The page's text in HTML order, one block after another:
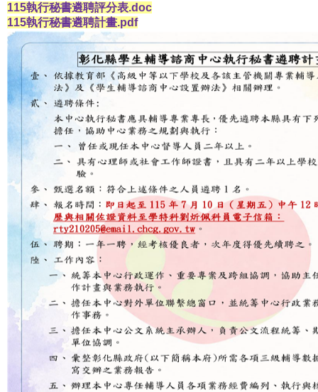
115執行秘書遴聘評分表.doc
115執行秘書遴聘計畫.pdf